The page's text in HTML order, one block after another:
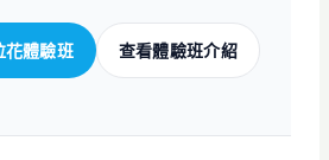
花體驗班 查看體驗班介紹